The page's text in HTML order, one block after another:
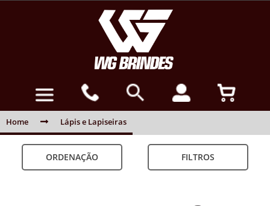
Home Lápis e Lapiseiras
ORDENAÇÃO FILTROS